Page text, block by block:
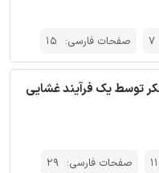
7 صفحات فارسی: 15
توسط یک فرآیند غشایی
11 صفحات فارسی: 29